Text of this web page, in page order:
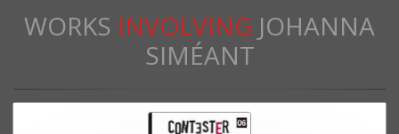
WORKS INVOLVING JOHANNA
SIMÉANT